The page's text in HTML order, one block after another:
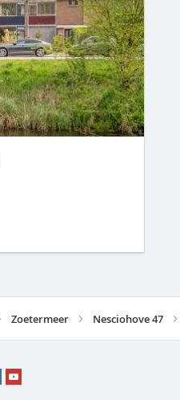
Zoetermeer Nesciohove 47